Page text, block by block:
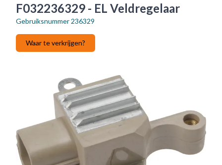
F032236329 - EL Veldregelaar
Gebruiksnummer 236329
Waar te verkrijgen?